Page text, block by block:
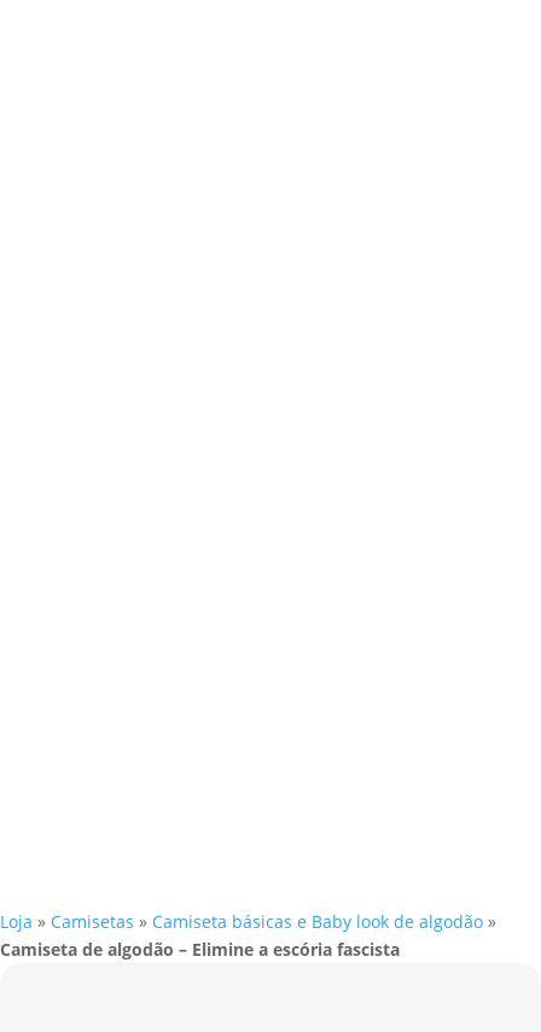
Loja » Camisetas » Camiseta básicas e Baby look de algodão »
Camiseta de algodão – Elimine a escória fascista